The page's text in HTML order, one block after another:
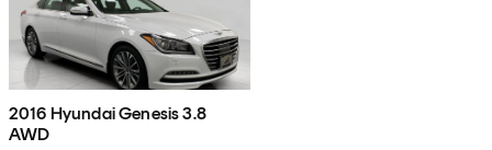
2016 Hyundai Genesis 3.8
AWD